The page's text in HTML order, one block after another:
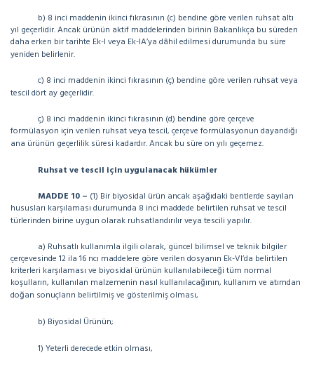
b) 8 inci maddenin ikinci fıkrasının (c) bendine göre verilen ruhsat altı
yıl geçerlidir. Ancak ürünün aktif maddelerinden birinin Bakanlıkça bu süreden
daha erken bir tarihte Ek-I veya Ek-IA’ya dâhil edilmesi durumunda bu süre
yeniden belirlenir.
c) 8 inci maddenin ikinci fıkrasının (ç) bendine göre verilen ruhsat veya
tescil dört ay geçerlidir.
ç) 8 inci maddenin ikinci fıkrasının (d) bendine göre çerçeve
formülasyon için verilen ruhsat veya tescil, çerçeve formülasyonun dayandığı
ana ürünün geçerlilik süresi kadardır. Ancak bu süre on yılı geçemez.
Ruhsat ve tescil için uygulanacak hükümler
MADDE 10 – (1) Bir biyosidal ürün ancak aşağıdaki bentlerde sayılan
hususları karşılaması durumunda 8 inci maddede belirtilen ruhsat ve tescil
türlerinden birine uygun olarak ruhsatlandırılır veya tescili yapılır.
a) Ruhsatlı kullanımla ilgili olarak, güncel bilimsel ve teknik bilgiler
çerçevesinde 12 ila 16 ncı maddelere göre verilen dosyanın Ek-VI’da belirtilen
kriterleri karşılaması ve biyosidal ürünün kullanılabileceği tüm normal
koşulların, kullanılan malzemenin nasıl kullanılacağının, kullanım ve atımdan
doğan sonuçların belirtilmiş ve gösterilmiş olması,
b) Biyosidal Ürünün;
1) Yeterli derecede etkin olması,